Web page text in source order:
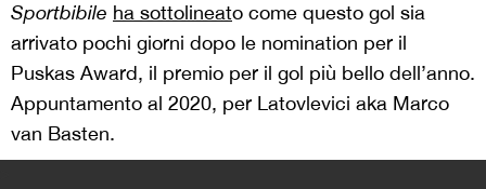
Sportbibile ha sottolineato come questo gol sia
arrivato pochi giorni dopo le nomination per il
Puskas Award, il premio per il gol più bello dell’anno.
Appuntamento al 2020, per Latovlevici aka Marco
van Basten.